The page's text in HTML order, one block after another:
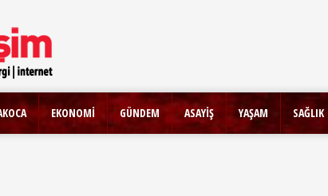
EKONOMİ GÜNDEM ASAYİŞ YAŞAM SAĞLIK